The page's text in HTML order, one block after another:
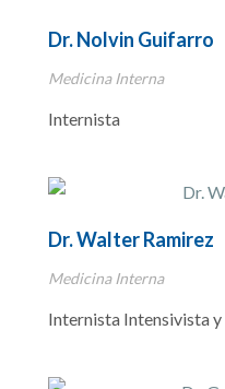
Dr. Nolvin Guifarro
Medicina Interna
Internista
Dr. Walter Ramirez
Medicina Interna
Internista Intensivista